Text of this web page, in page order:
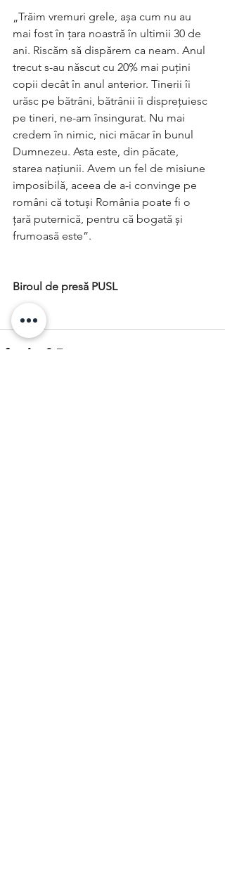
„Trăim vremuri grele, așa cum nu au
mai fost în țara noastră în ultimii 30 de
ani. Riscăm să dispărem ca neam. Anul
trecut s-au născut cu 20% mai puțini
copii decât în anul anterior. Tinerii îi
urăsc pe bătrâni, bătrânii îi disprețuiesc
pe tineri, ne-am însingurat. Nu mai
credem în nimic, nici măcar în bunul
Dumnezeu. Asta este, din păcate,
starea națiunii. Avem un fel de misiune
imposibilă, aceea de a-i convinge pe
români că totuși România poate fi o
țară puternică, pentru că bogată și
frumoasă este”.
Biroul de presă PUSL